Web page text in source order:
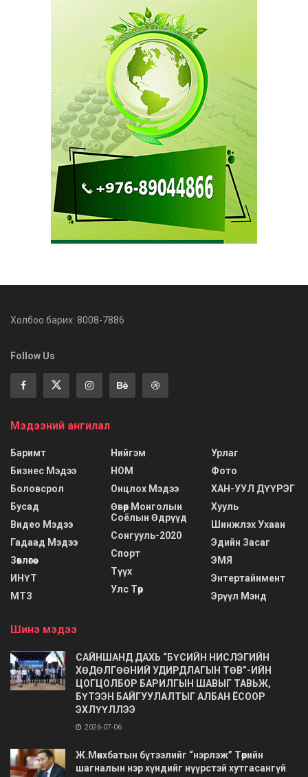
Холбоо барих: 8008-7886
Follow Us
Мэдээний ангилал
Баримт
Бизнес Мэдээ
Боловсрол
Бусад
Видео Мэдээ
Гадаад Мэдээ
Зөвлөгөө
ИНҮТ
МТЗ
Нийгэм
НОМ
Онцлох Мэдээ
Өвөр Монголын
Соёлын Өдрүүд
Сонгууль-2020
Спорт
Түүх
Улс Төр
Урлаг
Фото
ХАН-УУЛ ДҮҮРЭГ
Хууль
Шинжлэх Ухаан
Эдийн Засаг
ЭМЯ
Энтертайнмент
Эрүүл Мэнд
Шинэ мэдээ
САЙНШАНД ДАХЬ “БҮСИЙН НИСЛЭГИЙН
ХӨДӨЛГӨӨНИЙ УДИРДЛАГЫН ТӨВ”-ИЙН
ЦОГЦОЛБОР БАРИЛГЫН ШАВЫГ ТАВЬЖ,
БҮТЭЭН БАЙГУУЛАЛТЫГ АЛБАН ЁСООР
ЭХЛҮҮЛЛЭЭ
2026-07-06
Ж.Мөнхбатын бүтээлийг “нэрлэж” Төрийн
шагналын нэр хүндийг нүүрстэй хутгасангүй